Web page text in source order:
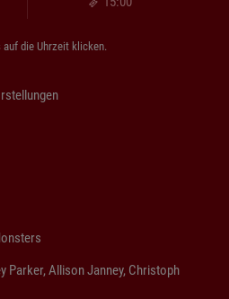
auf die Uhrzeit klicken.
Parker, Allison Janney, Christoph